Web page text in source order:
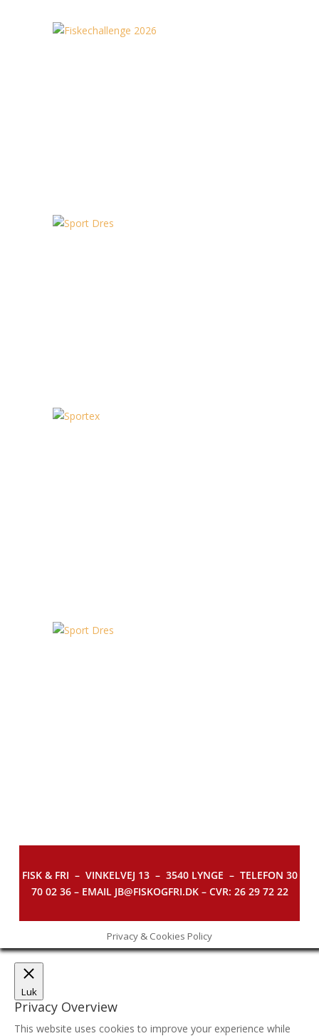
FISK & FRI – VINKELVEJ 13 – 3540 LYNGE – TELEFON 30
70 02 36 – EMAIL JB@FISKOGFRI.DK – CVR: 26 29 72 22
Privacy & Cookies Policy
Luk
Privacy Overview
This website uses cookies to improve your experience while